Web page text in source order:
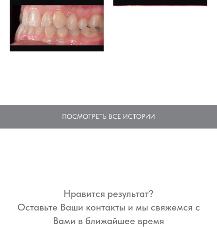
ПОСМОТРЕТЬ ВСЕ ИСТОРИИ
Нравится результат?
Оставьте Ваши контакты и мы свяжемся с
Вами в ближайшее время